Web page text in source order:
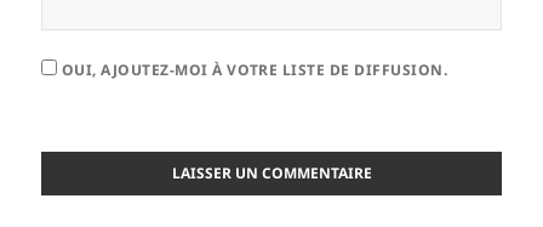
OUI, AJOUTEZ-MOI À VOTRE LISTE DE DIFFUSION.